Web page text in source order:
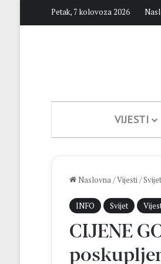
Petak, 7 kolovoza 2026
VIJESTI
Naslovna/Vijesti/Svijet
INFO Svijet
CIJENE